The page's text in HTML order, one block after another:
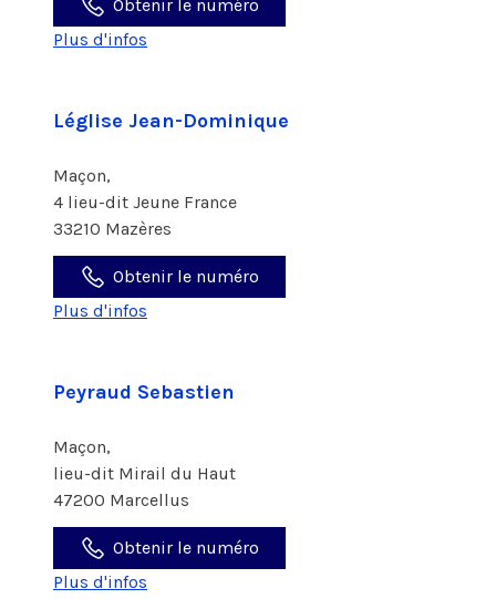
Obtenir le numéro
Plus d'infos
Léglise Jean-Dominique
Maçon,
4 lieu-dit Jeune France
33210 Mazères
Obtenir le numéro
Plus d'infos
Peyraud Sebastien
Maçon,
lieu-dit Mirail du Haut
47200 Marcellus
Obtenir le numéro
Plus d'infos